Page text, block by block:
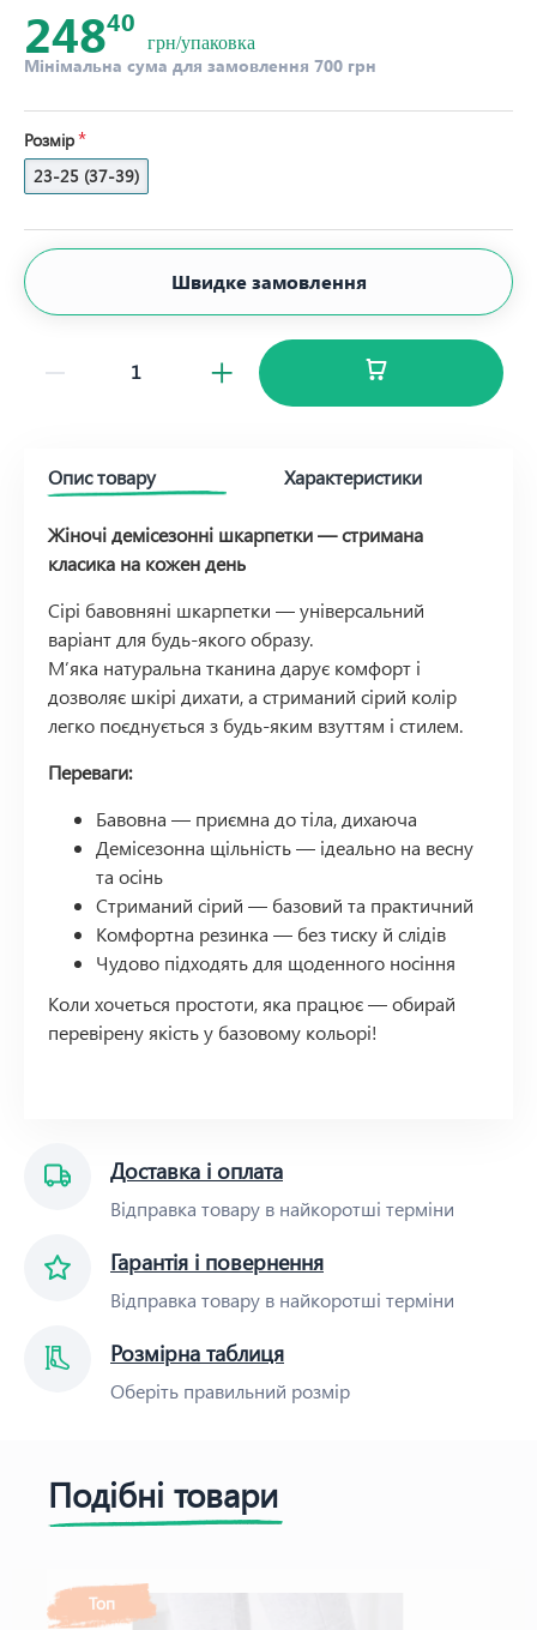
24840
грн/упаковка
Мінімальна сума для замовлення 700 грн
Розмір
23-25 (37-39)
Швидке замовлення
Доставка і оплата
Відправка товару в найкоротші терміни
Гарантія і повернення
Відправка товару в найкоротші терміни
Розмірна таблиця
Оберіть правильний розмір
Опис товару Характеристики
Жіночі демісезонні шкарпетки — стримана
класика на кожен день
Сірі бавовняні шкарпетки — універсальний
варіант для будь-якого образу.
М’яка натуральна тканина дарує комфорт і
дозволяє шкірі дихати, а стриманий сірий колір
легко поєднується з будь-яким взуттям і стилем.
Переваги:
Бавовна — приємна до тіла, дихаюча
Демісезонна щільність — ідеально на весну
та осінь
Стриманий сірий — базовий та практичний
Комфортна резинка — без тиску й слідів
Чудово підходять для щоденного носіння
Коли хочеться простоти, яка працює — обирай
перевірену якість у базовому кольорі!
Подібні товари
Топ